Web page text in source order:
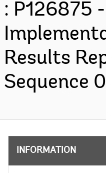
: P126875 -
Results
Sequence
INFORMATION